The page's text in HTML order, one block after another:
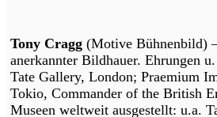
Tony Cragg (Motive Bühnenbild)
anerkannter Bildhauer. Ehrungen
Tate Gallery, London; Praemium
Tokio, Commander of the British
Museen weltweit ausgestellt: u.a.